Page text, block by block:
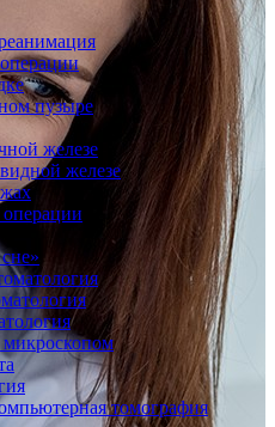
пузыре
железе
железе
микроскопом
томография